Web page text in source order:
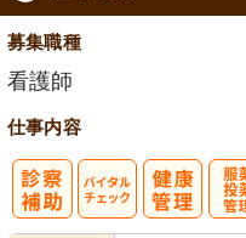
募集職種
看護師
仕事内容